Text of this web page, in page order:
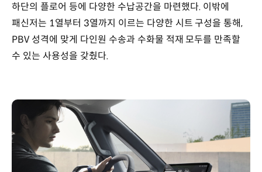
하단의 플로어 등에 다양한 수납공간을 마련했다. 이밖에
패신저는 1열부터 3열까지 이르는 다양한 시트 구성을 통해,
PBV 성격에 맞게 다인원 수송과 수화물 적재 모두를 만족할
수 있는 사용성을 갖췄다.